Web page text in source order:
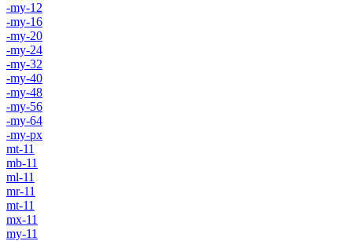
-my-12
-my-16
-my-20
-my-24
-my-32
-my-40
-my-48
-my-56
-my-64
-my-px
mt-11
mb-11
ml-11
mr-11
mt-11
mx-11
my-11